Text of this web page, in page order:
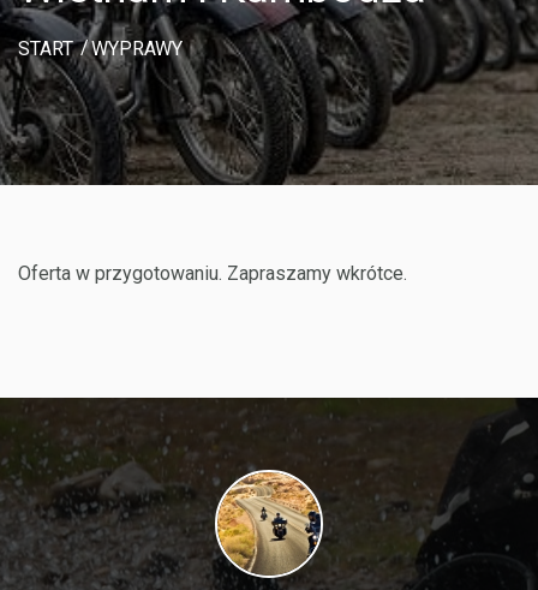
START WYPRAWY
Oferta w przygotowaniu. Zapraszamy wkrótce.